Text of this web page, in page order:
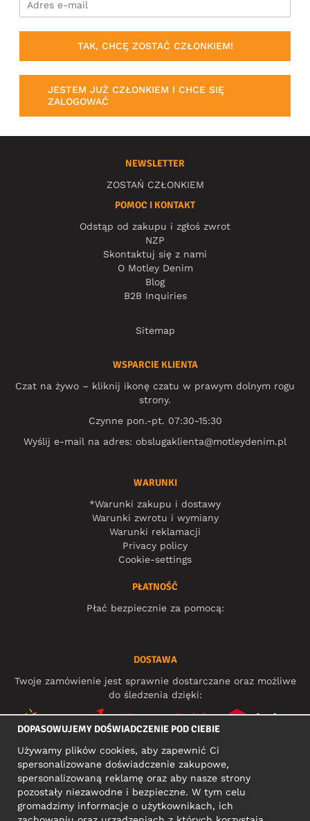
TAK, CHCĘ ZOSTAĆ CZŁONKIEM!
JESTEM JUŻ CZŁONKIEM I CHCE SIĘ
ZALOGOWAĆ
NEWSLETTER
ZOSTAŃ CZŁONKIEM
POMOC I KONTAKT
Odstąp od zakupu i zgłoś zwrot
NZP
Skontaktuj się z nami
O Motley Denim
Blog
B2B Inquiries
Sitemap
WSPARCIE KLIENTA
Czat na żywo – kliknij ikonę czatu w prawym dolnym rogu
strony.
Czynne pon.-pt. 07:30-15:30
Wyślij e-mail na adres: obslugaklienta@motleydenim.pl
WARUNKI
*Warunki zakupu i dostawy
Warunki zwrotu i wymiany
Warunki reklamacji
Privacy policy
Cookie-settings
PŁATNOŚĆ
Płać bezpiecznie za pomocą:
DOSTAWA
Twoje zamówienie jest sprawnie dostarczane oraz możliwe
do śledzenia dzięki:
MEDIA SPOŁECZNOŚCIOWE
ADRES KONTAKTOWY
DOPASOWUJEMY DOŚWIADCZENIE POD CIEBIE
Używamy plików cookies, aby zapewnić Ci
spersonalizowane doświadczenie zakupowe,
spersonalizowaną reklamę oraz aby nasze strony
pozostały niezawodne i bezpieczne. W tym celu
gromadzimy informacje o użytkownikach, ich